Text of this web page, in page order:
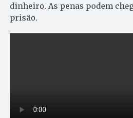
dinheiro. As penas podem
prisão.